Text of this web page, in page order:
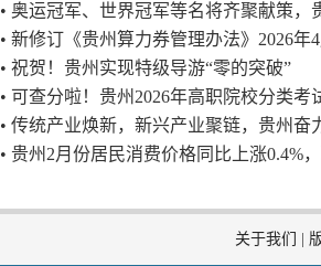
• 奥运冠军、世界冠军等名将齐聚献策，
• 新修订《贵州算力券管理办法》2026年
• 祝贺！贵州实现特级导游“零的突破”
• 可查分啦！贵州2026年高职院校分类
• 传统产业焕新，新兴产业聚链，贵州奋
• 贵州2月份居民消费价格同比上涨0.4%
关于我们